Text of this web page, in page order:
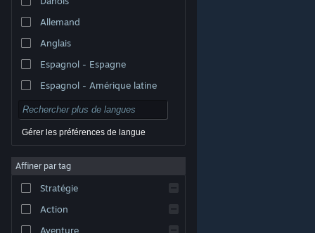
© Valve Corporation. Tous droits réservés. Toutes les
titulaires aux États-Unis et dans d'autres pays.
Accessibilité
Remboursements
Allemand
Anglais
Espagnol - Espagne
Espagnol - Amérique latine
Gérer les préférences de langue
Affiner par tag
Stratégie
Action
Aventure